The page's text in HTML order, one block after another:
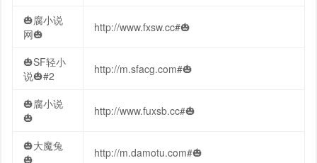
🎃腐小说
网🎃
http://www.fxsw.cc#🎃
🎃SF轻小
说🎃#2
http://m.sfacg.com#🎃
🎃腐小说
🎃
http://www.fuxsb.cc#🎃
🎃大魔兔
🎃
http://m.damotu.com#🎃